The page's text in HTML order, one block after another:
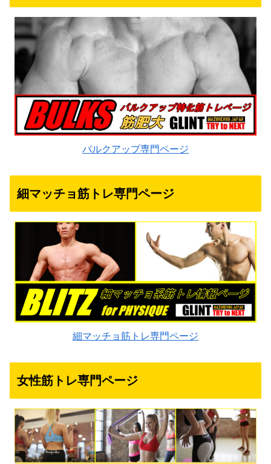
バルクアップ専門ページ
細マッチョ筋トレ専門ページ
細マッチョ筋トレ専門ページ
女性筋トレ専門ページ